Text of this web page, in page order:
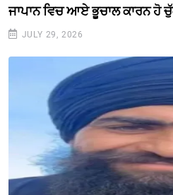
ਜਾਪਾਨ ਵਿਚ ਆਏ ਭੂਚਾਲ ਕਾਰਨ ਹੋ
JULY 29, 2026